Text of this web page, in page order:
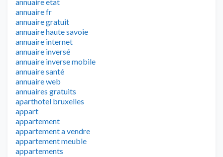
annuaire fr
annuaire gratuit
annuaire haute savoie
annuaire internet
annuaire inversé
annuaire inverse mobile
annuaire santé
annuaire web
annuaires gratuits
aparthotel bruxelles
appart
appartement
appartement a vendre
appartement meuble
appartements